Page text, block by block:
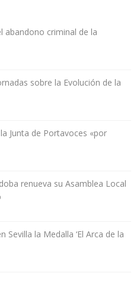
abandono criminal de la
sobre la Evolución de la
Junta de Portavoces «por
renueva su Asamblea Local
Sevilla la Medalla ‘El Arca de la